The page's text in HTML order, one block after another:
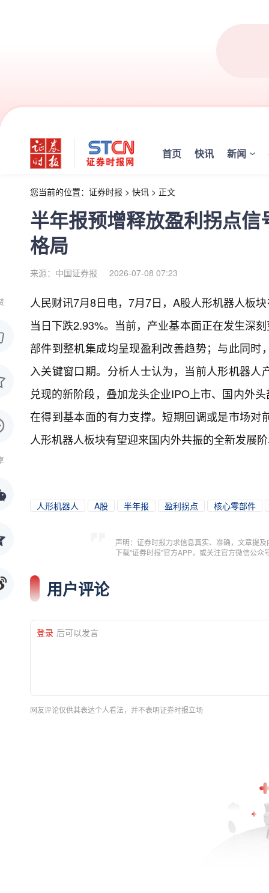
首页 快讯 新闻
您当前的位置： 证券时报 > 快讯 > 正文
半年报预增释放盈利拐点
格局
来源：中国证券报 2026-07-08 07:23
人民财讯7月8日电，7月7日，A股人形机器人板
当日下跌2.93%。当前，产业基本面正在发生深
部件到整机集成均呈现盈利改善趋势；与此同
入关键窗口期。分析人士认为，当前人形机器
兑现的新阶段，叠加龙头企业IPO上市、国内外
在得到基本面的有力支撑。短期回调或是市场
人形机器人板块有望迎来国内外共振的全新发展
人形机器人 A股 半年报 盈利拐点 核心零部件
声明：证券时报力求信息真实、准确，文章提
下载"证券时报"官方APP，或关注官方微信公
用户评论
登录 后可以发言
网友评论仅供其表达个人看法，并不表明证券时报立场